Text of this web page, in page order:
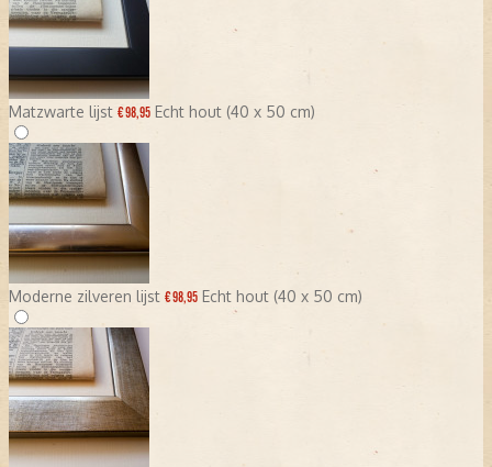
Matzwarte lijst € 98,95 Echt hout (40 x 50 cm)
Moderne zilveren lijst € 98,95 Echt hout (40 x 50 cm)